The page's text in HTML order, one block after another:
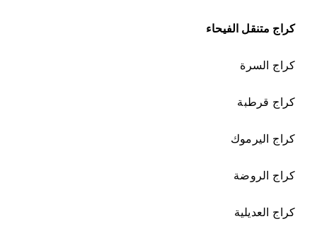
كراج متنقل الفيحاء
كراج السرة
كراج قرطبة
كراج اليرموك
كراج الروضة
كراج العديلية